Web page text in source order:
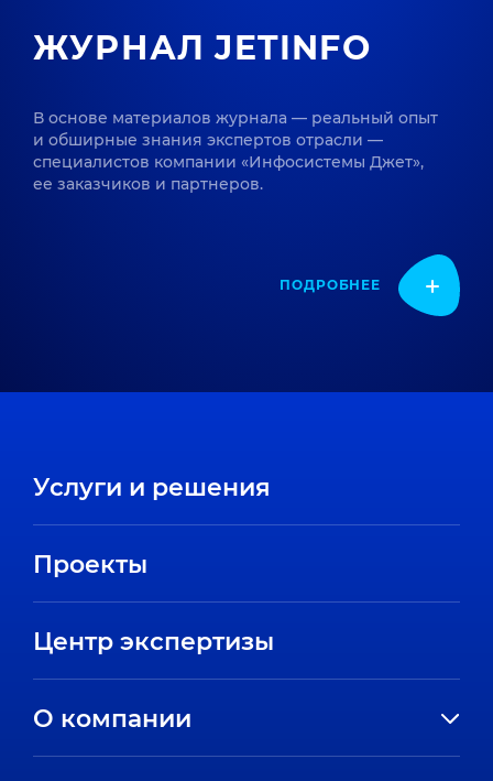
ЖУРНАЛ JETINFO
В основе материалов журнала — реальный опыт
и обширные знания экспертов отрасли —
специалистов компании «Инфосистемы Джет»,
ее заказчиков и партнеров.
ПОДРОБНЕЕ
Услуги и решения
Проекты
Центр экспертизы
О компании